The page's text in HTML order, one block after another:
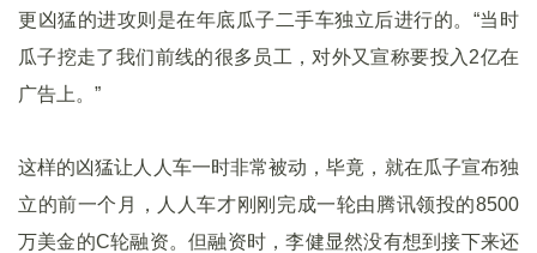
更凶猛的进攻则是在年底瓜子二手车独立后进行的。“当时
瓜子挖走了我们前线的很多员工，对外又宣称要投入2亿在
广告上。”
这样的凶猛让人人车一时非常被动，毕竟，就在瓜子宣布独
立的前一个月，人人车才刚刚完成一轮由腾讯领投的8500
万美金的C轮融资。但融资时，李健显然没有想到接下来还